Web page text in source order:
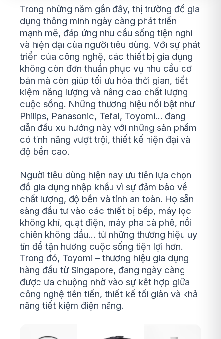
Trong những năm gần đây, thị trường đồ gia
dụng thông minh ngày càng phát triển
mạnh mẽ, đáp ứng nhu cầu sống tiện nghi
và hiện đại của người tiêu dùng. Với sự phát
triển của công nghệ, các thiết bị gia dụng
không còn đơn thuần phục vụ nhu cầu cơ
bản mà còn giúp tối ưu hóa thời gian, tiết
kiệm năng lượng và nâng cao chất lượng
cuộc sống. Những thương hiệu nổi bật như
Philips, Panasonic, Tefal, Toyomi… đang
dẫn đầu xu hướng này với những sản phẩm
có tính năng vượt trội, thiết kế hiện đại và
độ bền cao.
Người tiêu dùng hiện nay ưu tiên lựa chọn
đồ gia dụng nhập khẩu vì sự đảm bảo về
chất lượng, độ bền và tính an toàn. Họ sẵn
sàng đầu tư vào các thiết bị bếp, máy lọc
không khí, quạt điện, máy pha cà phê, nồi
chiên không dầu… từ những thương hiệu uy
tín để tận hưởng cuộc sống tiện lợi hơn.
Trong đó, Toyomi – thương hiệu gia dụng
hàng đầu từ Singapore, đang ngày càng
được ưa chuộng nhờ vào sự kết hợp giữa
công nghệ tiên tiến, thiết kế tối giản và khả
năng tiết kiệm điện năng.